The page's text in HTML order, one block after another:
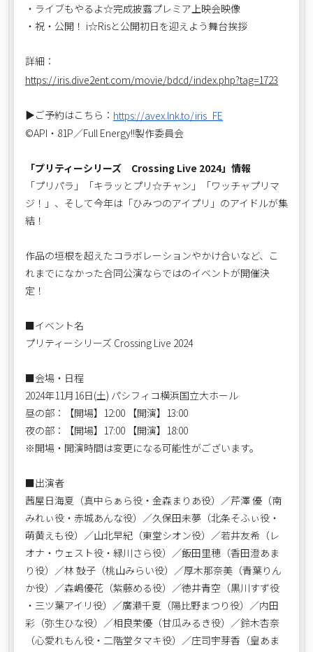
・ライブもやるよ☆完成披露プレミア上映会映像
・祝・公開！ i☆Risと公開初日を迎えよう舞台挨拶
詳細：
https://iris.dive2ent.com/movie/bdcd/index.php?tag=1723
▶ご予約はこちら： https://avex.lnk.to/iris_FE
©API・81P／Full Energy!!製作委員会
「プリティーシリーズ Crossing Live 2024」情報
「プリパラ」「キラッとプリ☆チャン」「ワッチャプリマ
ジ！」、そして今年は「ひみつのアイプリ」のアイドルが集
結！
作品の垣根を超えたコラボレーションやかけ合いなど、こ
れまでになかった合同公演ならではのイベントが開催決
定！
■イベント名
プリティーシリーズ Crossing Live 2024
■会場・日程
2024年11月16日(土) パシフィコ横浜国立大ホール
昼の部：【開場】12:00 【開演】13:00
夜の部：【開場】17:00 【開演】18:00
※開場・開演時間は変更になる可能性がございます。
■出演者
茜屋日海夏（真中らぁら役・金森まりあ役）／芹澤 優（南
みれぃ役・赤城あんな役）／久保田未夢（北条そふぃ役・
萌黄えも役）／山北早紀（東堂シオン役）／若井友希（レ
オナ・ウェスト役・緑川さら役）／飯田里穂（香田澄あま
り役）／林 鼓子（桃山みらい役）／厚木那奈美（青葉りん
か役）／森嶋優花（紫藤める役）／徳井青空（黒川すず役
・三ツ葉アイリ役）／廣瀬千夏（陽比野まつり役）／内田
彩（弥生ひな役）／相良茉優（甘瓜みるき役）／鈴木杏奈
（心愛れもん役・二階堂タマキ役）／庄司宇芽香（皇あま